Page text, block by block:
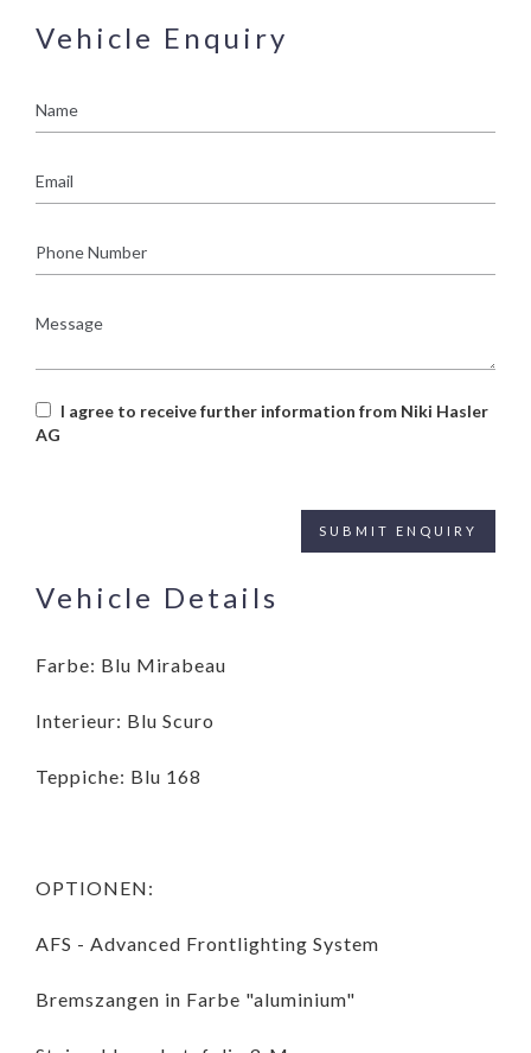
Vehicle Enquiry
Number
I agree to receive further information from Niki Hasler
AG
Vehicle Details
Farbe: Blu Mirabeau
Interieur: Blu Scuro
Teppiche: Blu 168
OPTIONEN:
AFS - Advanced Frontlighting System
Bremszangen in Farbe "aluminium"